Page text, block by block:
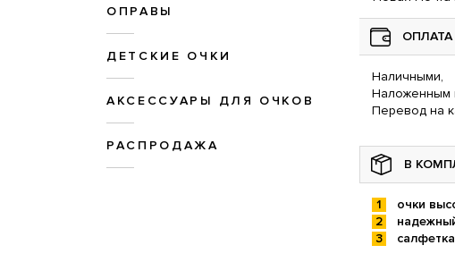
ОПРАВЫ
ДЕТСКИЕ ОЧКИ
АКСЕССУАРЫ ДЛЯ ОЧКОВ
РАСПРОДАЖА
ОПЛАТА
Наличными,
Наложенным
Перевод на
В
очки